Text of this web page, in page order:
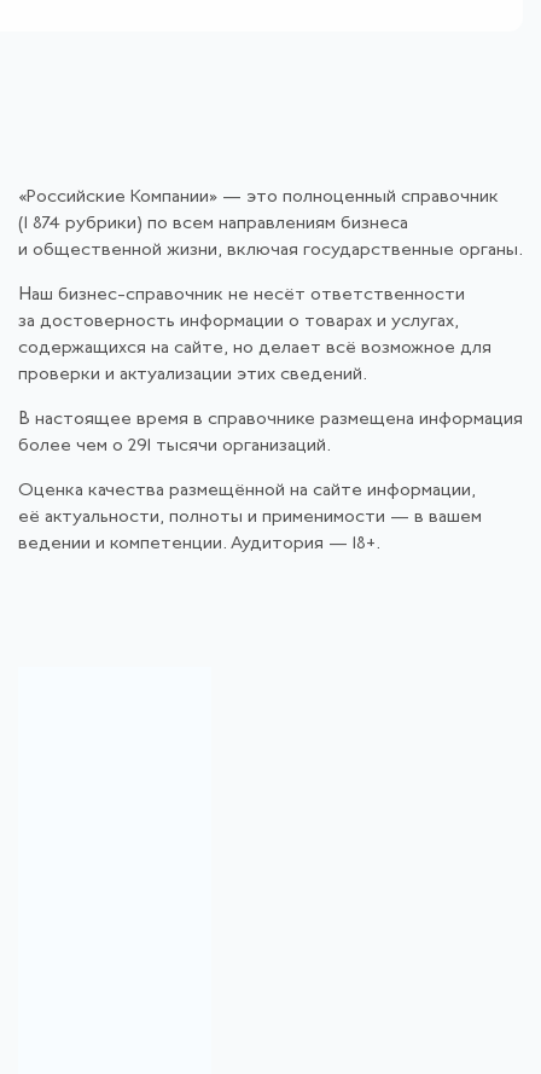
«Российские Компании» — это полноценный справочник
(1 874 рубрики) по всем направлениям бизнеса
и общественной жизни, включая государственные органы.
Наш бизнес-справочник не несёт ответственности
за достоверность информации о товарах и услугах,
содержащихся на сайте, но делает всё возможное для
проверки и актуализации этих сведений.
В настоящее время в справочнике размещена информация
более чем о 291 тысячи организаций.
Оценка качества размещённой на сайте информации,
её актуальности, полноты и применимости — в вашем
ведении и компетенции. Аудитория — 18+.